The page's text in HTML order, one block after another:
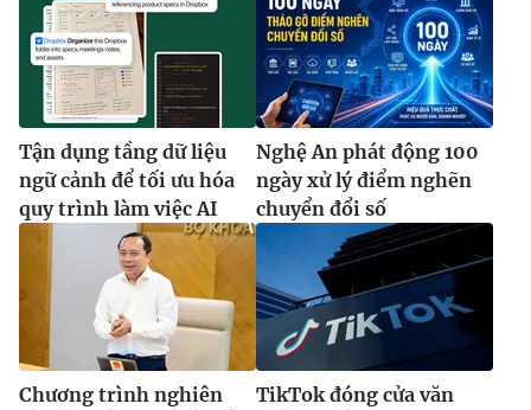
Tận dụng tầng dữ liệu
ngữ cảnh để tối ưu hóa
quy trình làm việc AI
Nghệ An phát động 100
ngày xử lý điểm nghẽn
chuyển đổi số
Chương trình nghiên
TikTok đóng cửa văn